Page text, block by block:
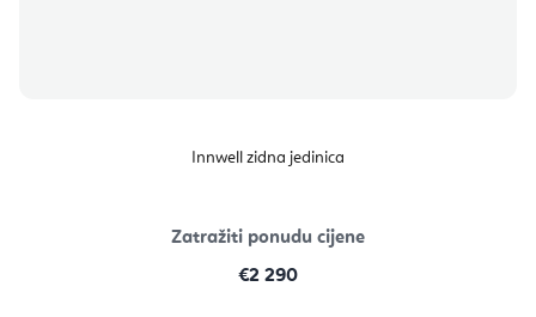
Innwell zidna jedinica
Zatražiti ponudu cijene
€2 290